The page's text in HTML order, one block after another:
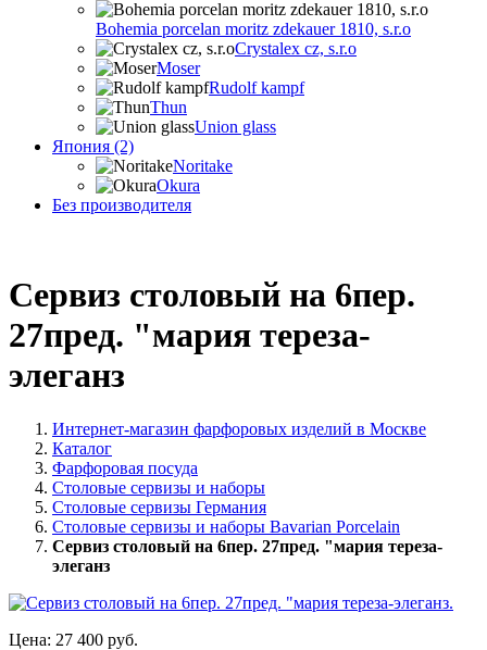
Bohemia porcelan moritz zdekauer 1810, s.r.o
Crystalex cz, s.r.o
Moser
Rudolf kampf
Thun
Union glass
Япония (2)
Noritake
Okura
Без производителя
Сервиз столовый на 6пер.
27пред. "мария тереза-
элеганз
Интернет-магазин фарфоровых изделий в Москве
Каталог
Фарфоровая посуда
Столовые сервизы и наборы
Столовые сервизы Германия
Столовые сервизы и наборы Bavarian Porcelain
Сервиз столовый на 6пер. 27пред. "мария тереза-
элеганз
Цена: 27 400 руб.